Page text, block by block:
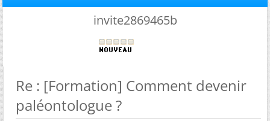
invite2869465b
Re : [Formation] Comment devenir
paléontologue ?